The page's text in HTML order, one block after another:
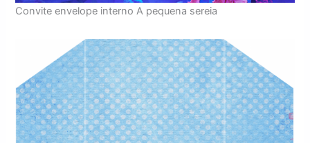
Convite envelope interno A pequena sereia